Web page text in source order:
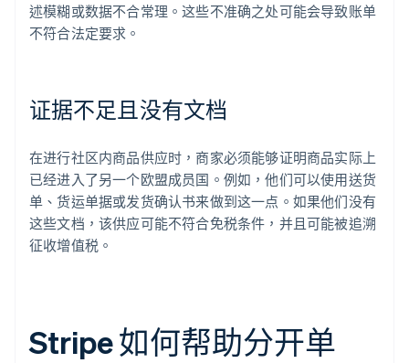
述模糊或数据不合常理。这些不准确之处可能会导致账单
不符合法定要求。
证据不足且没有文档
在进行社区内商品供应时，商家必须能够证明商品实际上
已经进入了另一个欧盟成员国。例如，他们可以使用送货
单、货运单据或发货确认书来做到这一点。如果他们没有
这些文档，该供应可能不符合免税条件，并且可能被追溯
征收增值税。
Stripe 如何帮助分开单